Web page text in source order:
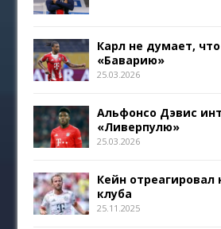
Карл не думает,
«Баварию»
25.03.2026
Альфонсо Дэвис
«Ливерпулю»
25.03.2026
Кейн отреагировал
клуба
25.11.2025